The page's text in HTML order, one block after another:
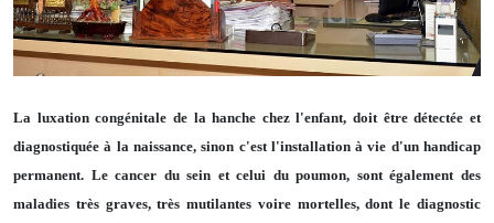
La luxation congénitale de la hanche chez l'enfant, doit être détectée et
diagnostiquée à la naissance, sinon c'est l'installation à vie d'un handicap
permanent. Le cancer du sein et celui du poumon, sont également des
maladies très graves, très mutilantes voire mortelles, dont le diagnostic